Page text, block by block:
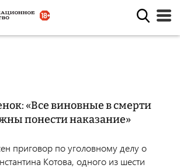
«Все виновные в смерти
понести наказание»
приговор по уголовному делу о
Котова, одного из шести